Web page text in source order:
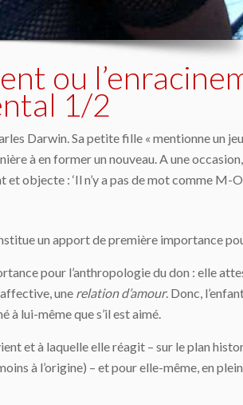
ou
1/2
Darwin. Sa petite fille « mentionne un
à en former un nouveau. A une
objecte : ‘Il n’y a pas de mot comme M-
un apport de première importance
pour l’anthropologie du don : elle
une relation d’amour. Donc,
à lui-même que s’il est aimé.
et à laquelle elle réagit – sur le plan
à l’origine) – et pour elle-même, en